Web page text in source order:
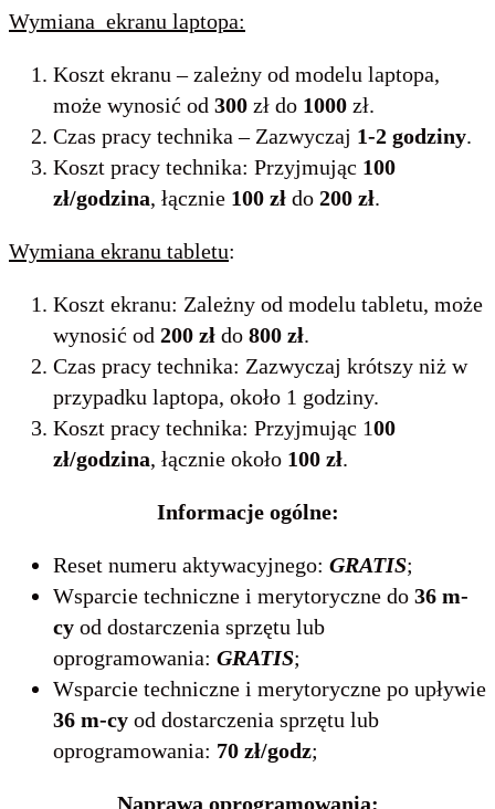
Wymiana ekranu laptopa:
Koszt ekranu – zależny od modelu laptopa,
może wynosić od 300 zł do 1000 zł.
Czas pracy technika – Zazwyczaj 1-2 godziny.
Koszt pracy technika: Przyjmując 100
zł/godzina, łącznie 100 zł do 200 zł.
Wymiana ekranu tabletu:
Koszt ekranu: Zależny od modelu tabletu, może
wynosić od 200 zł do 800 zł.
Czas pracy technika: Zazwyczaj krótszy niż w
przypadku laptopa, około 1 godziny.
Koszt pracy technika: Przyjmując 100
zł/godzina, łącznie około 100 zł.
Informacje ogólne:
Reset numeru aktywacyjnego: GRATIS;
Wsparcie techniczne i merytoryczne do 36 m-
cy od dostarczenia sprzętu lub
oprogramowania: GRATIS;
Wsparcie techniczne i merytoryczne po upływie
36 m-cy od dostarczenia sprzętu lub
oprogramowania: 70 zł/godz;
Naprawa oprogramowania: